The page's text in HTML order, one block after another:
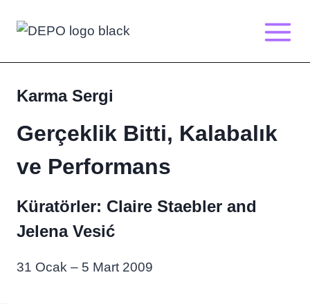
Karma Sergi
Gerçeklik Bitti, Kalabalık
ve Performans
Küratörler: Claire Staebler and
Jelena Vesić
31 Ocak – 5 Mart 2009